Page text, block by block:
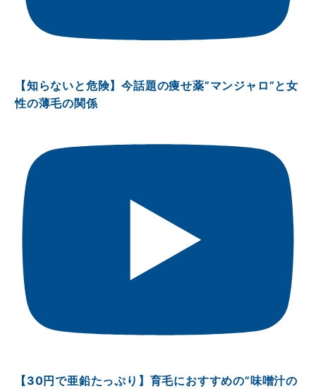
【知らないと危険】今話題の痩せ薬”マンジャロ”と女
性の薄毛の関係
【30円で亜鉛たっぷり】育毛におすすめの”味噌汁の